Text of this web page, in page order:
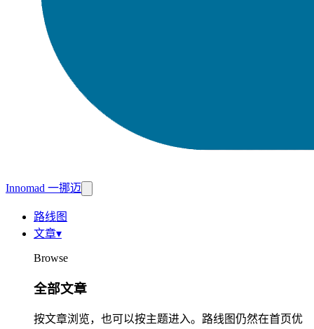
Innomad 一挪迈
路线图
文章▾
Browse
全部文章
按文章浏览，也可以按主题进入。路线图仍然在首页优